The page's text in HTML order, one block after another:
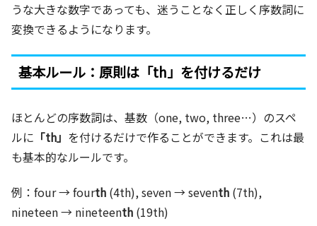
うな大きな数字であっても、迷うことなく正しく序数詞に
変換できるようになります。
基本ルール：原則は「th」を付けるだけ
ほとんどの序数詞は、基数（one, two, three…）のスペ
ルに 「th」 を付けるだけで作ることができます。これは最
も基本的なルールです。
例：four → fourth (4th), seven → seventh (7th),
nineteen → nineteenth (19th)